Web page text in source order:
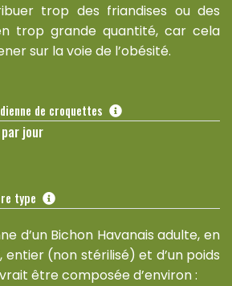
trop des friandises ou des
trop grande quantité, car cela
sur la voie de l’obésité.
de croquettes
jour
type
d’un Bichon Havanais adulte, en
(non stérilisé) et d’un poids
être composée d’environ :